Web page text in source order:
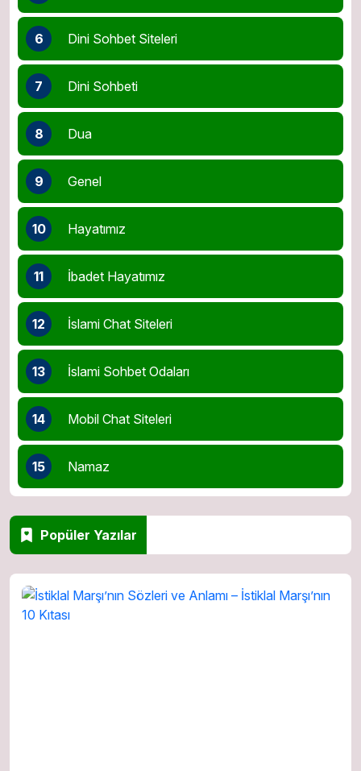
6 Dini Sohbet Siteleri
7 Dini Sohbeti
8 Dua
9 Genel
10 Hayatımız
11 İbadet Hayatımız
12 İslami Chat Siteleri
13 İslami Sohbet Odaları
14 Mobil Chat Siteleri
15 Namaz
Popüler Yazılar